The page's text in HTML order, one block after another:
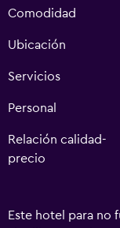
Comodidad
Ubicación
Servicios
Personal
Relación calidad-
precio
Este hotel para no